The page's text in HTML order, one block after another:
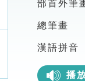
部首外筆
總筆畫
漢語拼音
播